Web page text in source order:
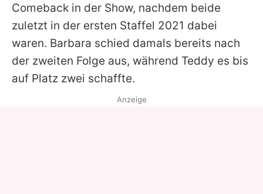
Comeback in der Show, nachdem beide
zuletzt in der ersten Staffel 2021 dabei
waren. Barbara schied damals bereits nach
der zweiten Folge aus, während Teddy es bis
auf Platz zwei schaffte.
Anzeige